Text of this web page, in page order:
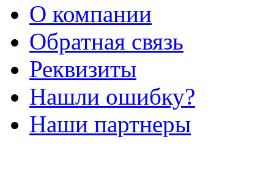
О компании
Обратная связь
Реквизиты
Нашли ошибку?
Наши партнеры